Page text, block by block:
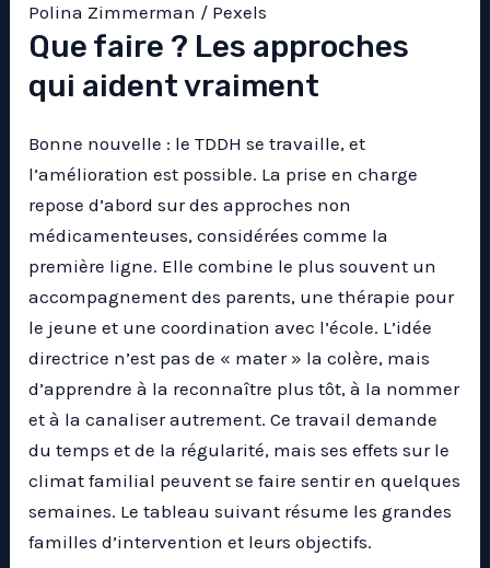
Polina Zimmerman / Pexels
Que faire ? Les approches
qui aident vraiment
Bonne nouvelle : le TDDH se travaille, et
l’amélioration est possible. La prise en charge
repose d’abord sur des approches non
médicamenteuses, considérées comme la
première ligne. Elle combine le plus souvent un
accompagnement des parents, une thérapie pour
le jeune et une coordination avec l’école. L’idée
directrice n’est pas de « mater » la colère, mais
d’apprendre à la reconnaître plus tôt, à la nommer
et à la canaliser autrement. Ce travail demande
du temps et de la régularité, mais ses effets sur le
climat familial peuvent se faire sentir en quelques
semaines. Le tableau suivant résume les grandes
familles d’intervention et leurs objectifs.